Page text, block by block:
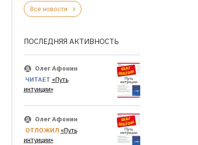
Все новости
ПОСЛЕДНЯЯ АКТИВНОСТЬ
Олег Афонин
ЧИТАЕТ «Путь
интуиции»
Олег Афонин
ОТЛОЖИЛ «Путь
интуиции»